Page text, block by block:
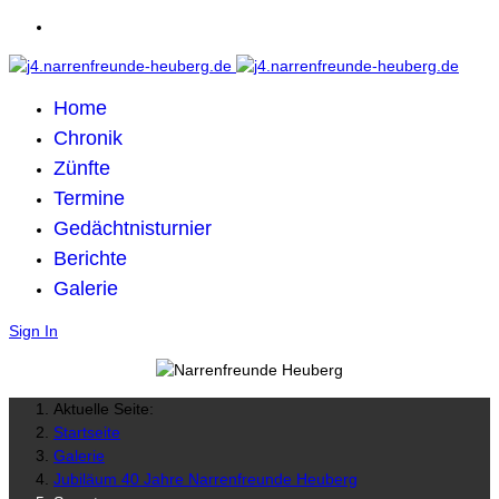
Home
Chronik
Zünfte
Termine
Gedächtnisturnier
Berichte
Galerie
Sign In
Aktuelle Seite:
Startseite
Galerie
Jubiläum 40 Jahre Narrenfreunde Heuberg